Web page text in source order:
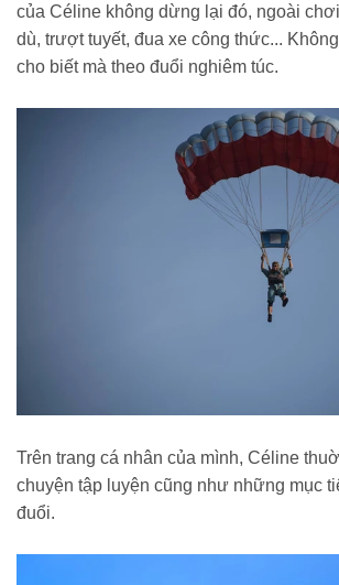
của Céline không dừng lại đó, ngoài
dù, trượt tuyết, đua xe công thức...
cho biết mà theo đuổi nghiêm túc.
Trên trang cá nhân của mình, Céline
chuyện tập luyện cũng như những mục
đuổi.